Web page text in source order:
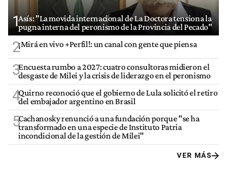
1Asís: "La movida internacional de La Doctora tensiona la
pugna interna del peronismo de la Provincia del Pecado"
2¡Mirá en vivo +Perfil!: un canal con gente que piensa
3Encuesta rumbo a 2027: cuatro consultoras midieron el
desgaste de Milei y la crisis de liderazgo en el peronismo
4Quirno reconoció que el gobierno de Lula solicitó el retiro
del embajador argentino en Brasil
5Cachanosky renunció a una fundación porque "se ha
transformado en una especie de Instituto Patria
incondicional de la gestión de Milei"
VER MÁS